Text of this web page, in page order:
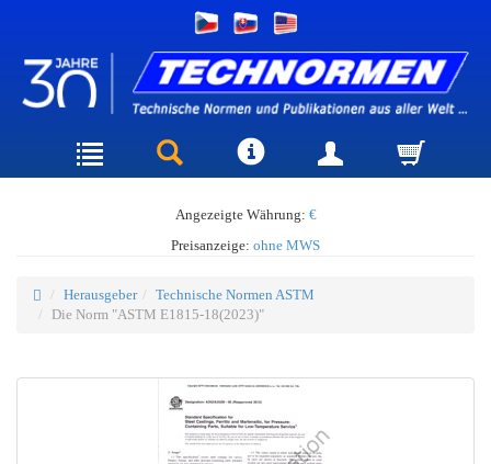
Angezeigte Währung: €
Preisanzeige: ohne MWS
Herausgeber
Technische Normen ASTM
Die Norm "ASTM E1815-18(2023)"